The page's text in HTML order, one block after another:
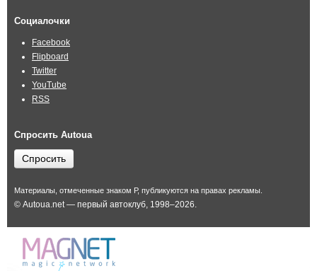
Социалочки
Facebook
Flipboard
Twitter
YouTube
RSS
Спросить Autoua
Спросить
Материалы, отмеченные знаком Р, публикуются на правах рекламы.
© Autoua.net — первый автоклуб, 1998–2026.